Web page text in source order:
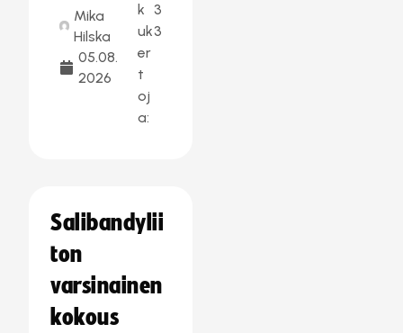
Mika
Hilska
05.08.
2026
k
uk
er
t
oj
a:
3
3
Salibandylii
ton
varsinainen
kokous